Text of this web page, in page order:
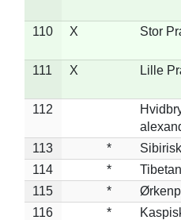
110 X Stor
111 X Lille
112
113
*
114
*
115
*
116
*